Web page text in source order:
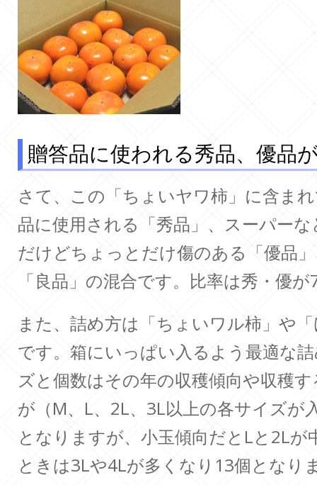
贈答品に使われる秀品、優品
さて、この「ちょいヤワ柿」に含ま
品に使用される「秀品」、スーパー
だけどちょっとだけ傷のある「優品
「良品」の混合です。比率は秀・優
また、詰め方は「ちょいワル柿」や
です。箱にいっぱい入るよう最適な
ズと個数はその年の収穫傾向や収穫
が（M、L、2L、3L以上の各サイズが
となりますが、小玉傾向だとLと2Lが
ときは3Lや4Lが多くなり13個となり